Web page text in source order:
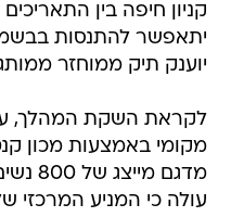
יתאפשר להתנסות
יוענק תיק ממוחזר
לקראת השקת המהלך,
מדגם
עולה כי המניע המרכזי